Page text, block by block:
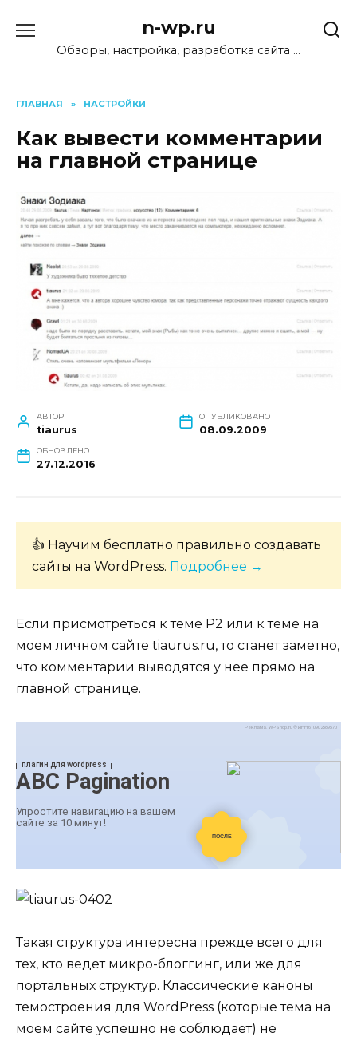
содержанию
n-wp.ru
Обзоры, настройка, разработка сайта …
ГЛАВНАЯ » НАСТРОЙКИ
Как вывести комментарии
на главной странице
АВТОР
tiaurus
ОПУБЛИКОВАНО
08.09.2009
ОБНОВЛЕНО
27.12.2016
👍 Научим бесплатно правильно создавать
сайты на WordPress. Подробнее →
Если присмотреться к теме P2 или к теме на
моем личном сайте tiaurus.ru, то станет заметно,
что комментарии выводятся у нее прямо на
главной странице.
Такая структура интересна прежде всего для
тех, кто ведет микро-блоггинг, или же для
портальных структур. Классические каноны
темостроения для WordPress (которые тема на
моем сайте успешно не соблюдает) не